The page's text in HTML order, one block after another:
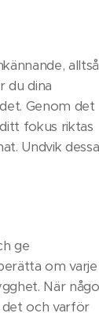
alltså
du dina
Genom det
fokus riktas
Undvik dessa
ge
om varje
När
och varför